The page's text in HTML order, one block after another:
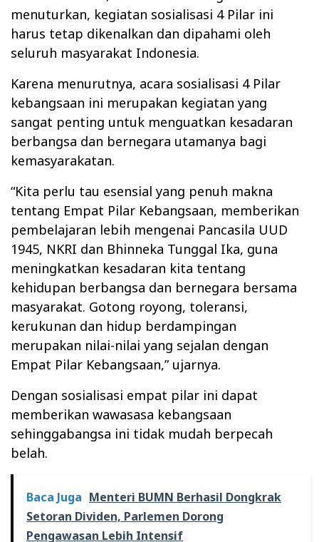
menuturkan, kegiatan sosialisasi 4 Pilar ini
harus tetap dikenalkan dan dipahami oleh
seluruh masyarakat Indonesia.
Karena menurutnya, acara sosialisasi 4 Pilar
kebangsaan ini merupakan kegiatan yang
sangat penting untuk menguatkan kesadaran
berbangsa dan bernegara utamanya bagi
kemasyarakatan.
“Kita perlu tau esensial yang penuh makna
tentang Empat Pilar Kebangsaan, memberikan
pembelajaran lebih mengenai Pancasila UUD
1945, NKRI dan Bhinneka Tunggal Ika, guna
meningkatkan kesadaran kita tentang
kehidupan berbangsa dan bernegara bersama
masyarakat. Gotong royong, toleransi,
kerukunan dan hidup berdampingan
merupakan nilai-nilai yang sejalan dengan
Empat Pilar Kebangsaan,” ujarnya.
Dengan sosialisasi empat pilar ini dapat
memberikan wawasasa kebangsaan
sehinggabangsa ini tidak mudah berpecah
belah.
Baca Juga Menteri BUMN Berhasil Dongkrak
Setoran Dividen, Parlemen Dorong
Pengawasan Lebih Intensif